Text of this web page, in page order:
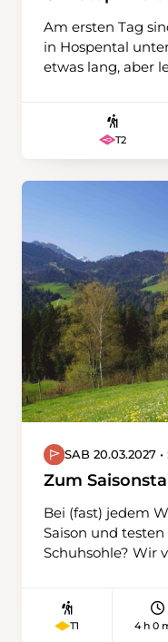
Am ersten Tag
in Hospental
etwas lang, aber
aber auch zum
Centrale. Am zweiten Tag fahren wir mit dem
steigen wir auf
hier ein kleines
Panorama über
Berge ist grandios. Auf diesen
Christoph als
Wanderwege.
Dankeschön für
T2
SAB 20.03.2027
Zum
Bei (fast) jedem
Saison und
Schuhsohle? Wir
befestigte,
schnuppern
T1 4 h 0